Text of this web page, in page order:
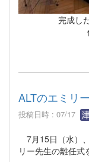
完成し
ALTのエミリ
投稿日時 : 07/17
7月15日（水）
リー先生の離任式